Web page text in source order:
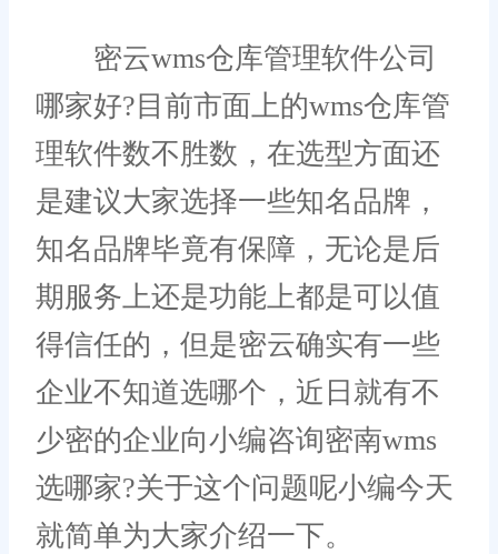
密云wms仓库管理软件公司
哪家好?目前市面上的wms仓库管
理软件数不胜数，在选型方面还
是建议大家选择一些知名品牌，
知名品牌毕竟有保障，无论是后
期服务上还是功能上都是可以值
得信任的，但是密云确实有一些
企业不知道选哪个，近日就有不
少密的企业向小编咨询密南wms
选哪家?关于这个问题呢小编今天
就简单为大家介绍一下。